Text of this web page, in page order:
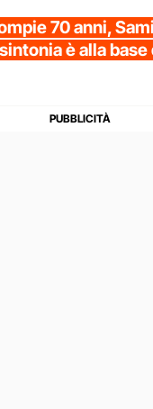
70 anni,
è alla